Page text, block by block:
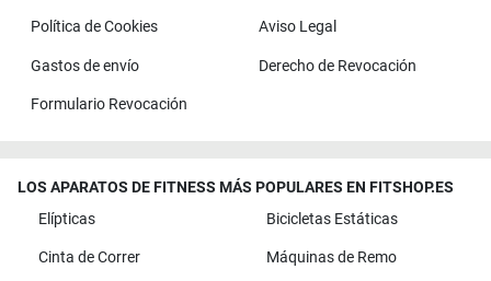
Política de Cookies Aviso Legal
Gastos de envío Derecho de Revocación
Formulario Revocación
LOS APARATOS DE FITNESS MÁS POPULARES EN FITSHOP.ES
Elípticas
Bicicletas Estáticas
Cinta de Correr Máquinas de Remo